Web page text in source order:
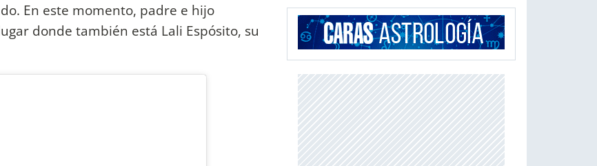
En este momento, padre e hijo
donde también está Lali Espósito, su